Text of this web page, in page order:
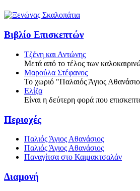
Βιβλίο Επισκεπτών
Τζένη και Αντώνης
Μετά από το τέλος των
Μαρούλα Στέφανος
Το χωριό "Παλαιός Άγιος
Ελίζα
Είναι η δεύτερη φορά που
Περιοχές
Παλιός Άγιος Αθανάσιος
Παλιός Άγιος Αθανάσιος
Παναγίτσα στο Καιμακτσαλάν
Διαμονή